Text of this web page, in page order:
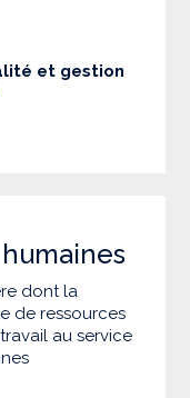
et gestion
dont la
de ressources
au service